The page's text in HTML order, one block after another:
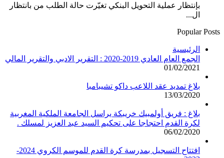
بإنتظار عملية التحويل البنكي تغيّرت حالة الطلب من بانتظار
ال...
Popular Posts
الرئيسية
الجمع العام العادي 2019-2020 : التقرير الادبي والتقرير المالي
01/02/2021
بلاغ تمديد عقد اللاعب داكو تشيبامبا
13/03/2020
بلاغ : فريق أولمبيك خريبكة يراسل الجامعة الملكية المغربية
لكرة القدم احتجاجا على تحكيم السيد عبد العزيز لمسلك .
06/02/2020
افتتاح التسجيل بمدرسة كرة القدم للموسم الكروي 2024-